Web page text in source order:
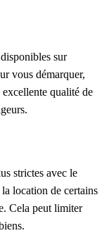
sur
vous démarquer,
qualité de
strictes avec le
location de certains
Cela peut limiter